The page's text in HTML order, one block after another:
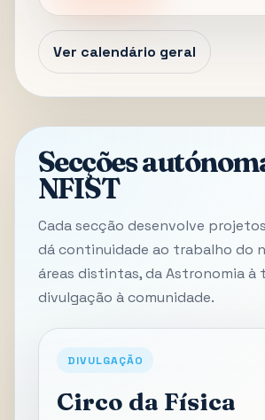
Ver calendário geral
Secções
NFIST
Cada secção desenvolve
dá continuidade ao trabalho do
áreas distintas, da Astronomia à
divulgação à comunidade.
DIVULGAÇÃO
Circo da Física